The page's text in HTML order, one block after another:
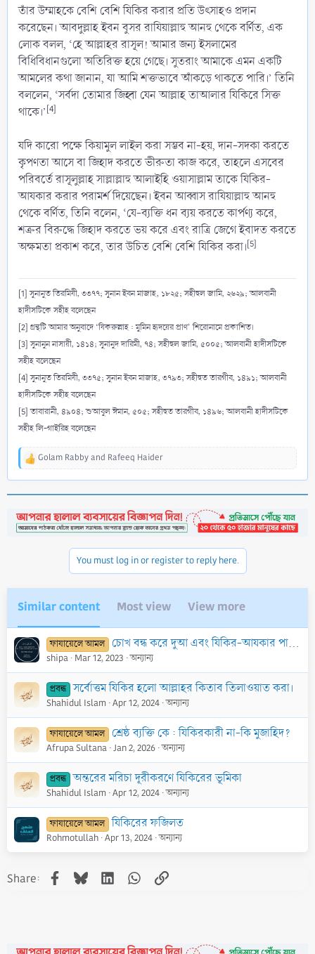
তাঁর উম্মাহকে বেশি বেশি যিকির করার প্রতি উৎসাহও প্রদান
করেছেন। আবদুল্লাহ ইবন বুসর রাযিয়াল্লাহু আনহু থেকে বর্ণিত, এক
লোক বলল, ‘হে আল্লাহর রাসূল! আমার জন্য ইসলামের
বিধিবিধানগুলো অতিরিক্ত হয়ে গেছে। সুতরাং আমাকে এমন একটি
আমলের কথা জানান, যা আমি শক্তভাবে আঁকড়ে থাকতে পারি।’ তিনি
বললেন, ‘সর্বদা তোমার জিহ্বা যেন আল্লাহ তাআলার যিকিরে সিক্ত
থাকে।’[4]
যদি কারো পক্ষে কিয়ামুল লাইল করা সম্ভব না-হয়, দান-সদকা করতে
কৃপণতা আসে বা জিহাদ করতে ভীরুতা কাজ করে, তাহলে এসবের
পরিবর্তে রাসূলুল্লাহ সাল্লাল্লাহু আলাইহি ওয়াসাল্লাম তাকে যিকির-
আযকার করার পরামর্শ দিয়েছেন। ইবন আব্বাস রাযিয়াল্লাহু আনহু
থেকে বর্ণিত, তিনি বলেন, ‘যে-ব্যক্তি ধন ব্যয় করতে কার্পণ্য করে,
শত্রুর বিরুদ্ধে জিহাদ করতে ভয় করে এবং রাত্রি জেগে ইবাদত করতে
অক্ষমতা প্রকাশ করে, তার উচিত বেশি বেশি যিকির করা।[5]
[1] সুনানুত তিরমিযী, ৩৩৭৭; সুনান ইবন মাজাহ, ১৮২৫; সহীহুল জামি, ২৬২৯; আলবানী
হাদীসটিকে সহীহ বলেছেন
[2] গ্রন্থটি আমার অনুবাদে ‘যিকরুল্লাহ : মুমিন হৃদয়ের প্রাণ’ শিরোনামে প্রকাশিত।
[3] সুনানুন নাসায়ী, ১৪১৪; সুনানুদ দারিমী, ৭৪; সহীহুল জামি, ৫০০৫; আলবানী হাদীসটিকে
সহীহ বলেছেন
[4] সুনানুত তিরমিযী, ৩৩৭৫; সুনান ইবন মাজাহ, ৩৭৯৩; সহীহুত তারগীব, ১৪৯১; আলবানী
হাদীসটিকে সহীহ বলেছেন
[5] তাবারানী, ৪৯০৪; শুআবুল ঈমান, ৫০৫; সহীহুত তারগীব, ১৪৯৬; আলবানী হাদীসটিকে
সহীহ লি-গাইরিহ বলেছেন
R
t
i
Golam Rabbyand Rafeeq Haider
You must log in or register to reply here.
Similar content Most view View more
ফাযায়েলে আমল চোখ বন্ধ করে দুআ এবং যিকির-আযকার পাঠ করার হুকুম
shipa Mar 12, 2023 অন্যান্য
প্রবন্ধ সর্বোত্তম যিকির হলো আল্লাহর কিতাব তিলাওয়াত করা।
Shahidul Islam Apr 12, 2024 অন্যান্য
ফাযায়েলে আমল শ্রেষ্ঠ ব্যক্তি কে : যিকিরকারী না-কি মুজাহিদ?
Afrupa Sultana Jan 2, 2026 অন্যান্য
প্রবন্ধ অন্তরের মরিচা দূরীকরণে যিকিরের ভূমিকা
Shahidul Islam Apr 12, 2024 অন্যান্য
ফাযায়েলে আমল যিকিরের ফজিলত
Rohmotullah Apr 13, 2024 অন্যান্য
Share: Facebook
BlueskyLinkedInWhatsApp
Link